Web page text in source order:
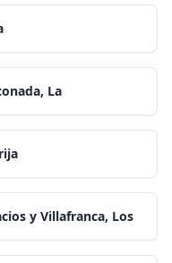
La
y Villafranca, Los